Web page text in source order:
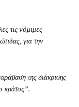
τις νόμιμες
για την
της διάκρισης
κράτος”.